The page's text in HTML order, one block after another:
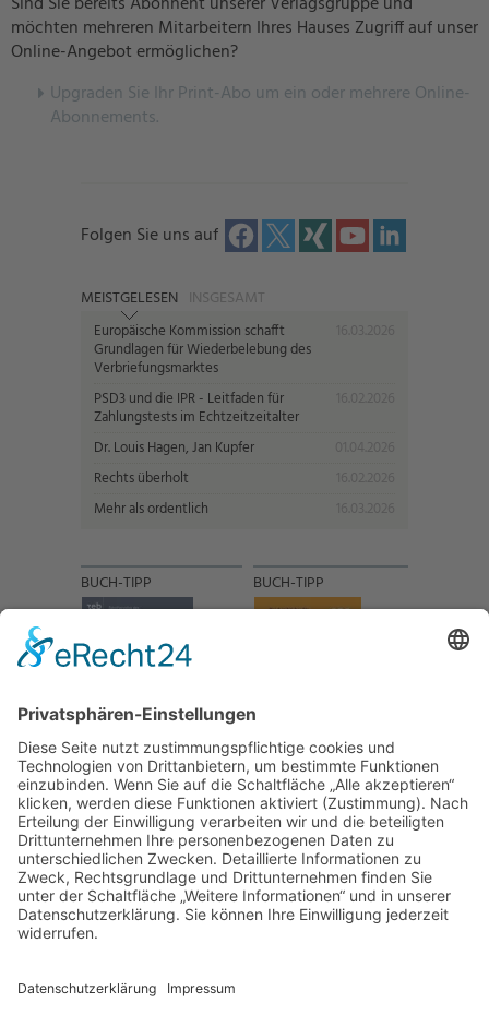
möchten mehreren Mitarbeitern Ihres Hauses Zugriff auf unser
Online-Angebot ermöglichen?
Upgraden Sie Ihr Print-Abo um ein oder mehrere Online-
Abonnements.
Folgen Sie uns auf
MEISTGELESEN INSGESAMT
Europäische Kommission schafft
Grundlagen für Wiederbelebung des
Verbriefungsmarktes
PSD3 und die IPR - Leitfaden für
Zahlungstests im Echtzeitzeitalter
Dr. Louis Hagen, Jan Kupfer
Rechts überholt
Mehr als ordentlich
BUCH-TIPP BUCH-TIPP
NACH OBEN